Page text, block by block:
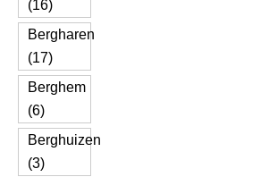
(16)
Bergharen
(17)
Berghem
(6)
Berghuizen
(3)